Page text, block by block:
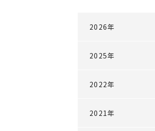
2026年
2025年
2022年
2021年